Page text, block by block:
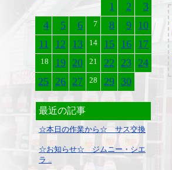
1 2
3
4
5 6 7 8 9 10
11
12 13 14 15 16 17
18 19 20 21 22 23 24
25 26 27 28 29 30
最近の記事
☆本日の作業から☆ サス交換
☆お知らせ☆ ジムニー・シエ
ラ ..